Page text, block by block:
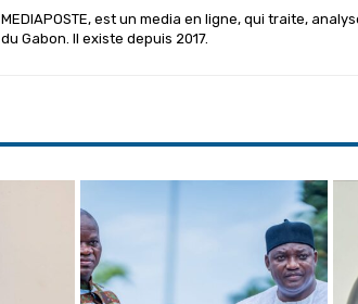
MEDIAPOSTE, est un media en ligne, qui traite,
du Gabon. Il existe depuis 2017.